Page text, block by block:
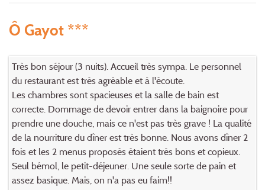
Ô Gayot ***
Très bon séjour (3 nuits). Accueil très sympa. Le personnel
du restaurant est très agréable et à l'écoute.
Les chambres sont spacieuses et la salle de bain est
correcte. Dommage de devoir entrer dans la baignoire pour
prendre une douche, mais ce n'est pas très grave ! La qualité
de la nourriture du dîner est très bonne. Nous avons dîner 2
fois et les 2 menus proposés étaient très bons et copieux.
Seul bémol, le petit-déjeuner. Une seule sorte de pain et
assez basique. Mais, on n'a pas eu faim!!